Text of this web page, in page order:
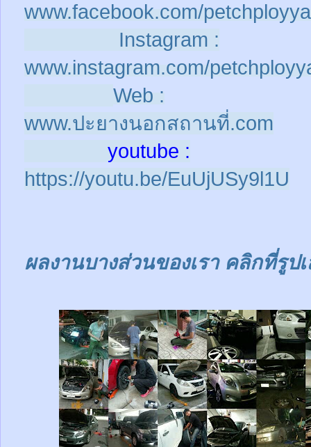
www.facebook.com/
Instagram :
www.instagram.com/
Web :
www.ปะยางนอกสถานที่.com
youtube :
https://youtu.be/EuUjUSy9l1U
ผลงานบางส่วนของเรา คลิกที่รูป